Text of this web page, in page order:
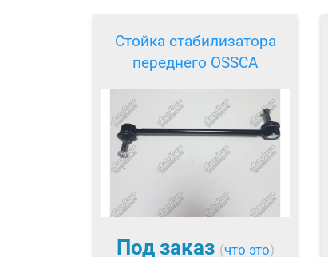
Стойка стабилизатора
переднего OSSCA
Под заказ (что это)